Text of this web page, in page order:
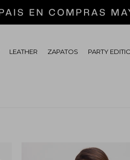
LEATHER ZAPATOS PARTY